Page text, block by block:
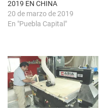
n
u
v
b
r
e
v
e
n
a
n
a
2019 EN CHINA
20 de marzo de 2019
En "Puebla Capital"